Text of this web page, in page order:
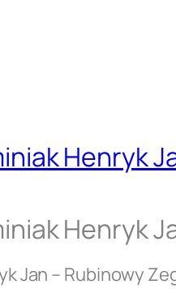
Henryk
Henryk
Jan – Rubinowy